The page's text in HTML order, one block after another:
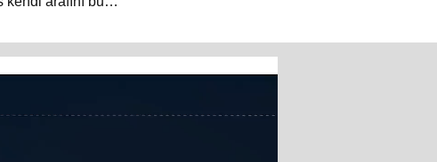
dair her şeyin